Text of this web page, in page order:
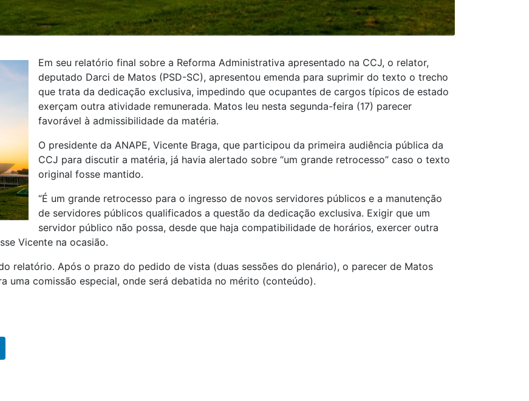
Em seu relatório final sobre a Reforma Administrativa apresentado na CCJ, o relator,
deputado Darci de Matos (PSD-SC), apresentou emenda para suprimir do texto o trecho
que trata da dedicação exclusiva, impedindo que ocupantes de cargos típicos de estado
exerçam outra atividade remunerada. Matos leu nesta segunda-feira (17) parecer
favorável à admissibilidade da matéria.
O presidente da ANAPE, Vicente Braga, que participou da primeira audiência pública da
CCJ para discutir a matéria, já havia alertado sobre “um grande retrocesso” caso o texto
original fosse mantido.
“É um grande retrocesso para o ingresso de novos servidores públicos e a manutenção
de servidores públicos qualificados a questão da dedicação exclusiva. Exigir que um
servidor público não possa, desde que haja compatibilidade de horários, exercer outra
Vicente na ocasião.
relatório. Após o prazo do pedido de vista (duas sessões do plenário), o parecer de Matos
uma comissão especial, onde será debatida no mérito (conteúdo).